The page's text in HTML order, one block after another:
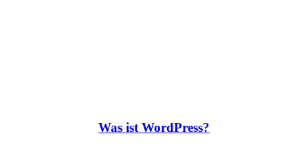
Was ist WordPress?